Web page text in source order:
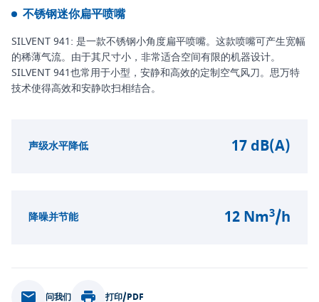
不锈钢迷你扁平喷嘴
SILVENT 941: 是一款不锈钢小角度扁平喷嘴。这款喷嘴可产生宽幅
的稀薄气流。由于其尺寸小，非常适合空间有限的机器设计。
SILVENT 941也常用于小型，安静和高效的定制空气风刀。思万特
技术使得高效和安静吹扫相结合。
声级水平降低 17 dB(A)
降噪并节能 12 Nm3/h
问我们 打印/PDF